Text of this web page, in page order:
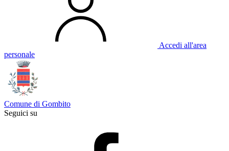
Accedi all'area
personale
Comune di Gombito
Seguici su